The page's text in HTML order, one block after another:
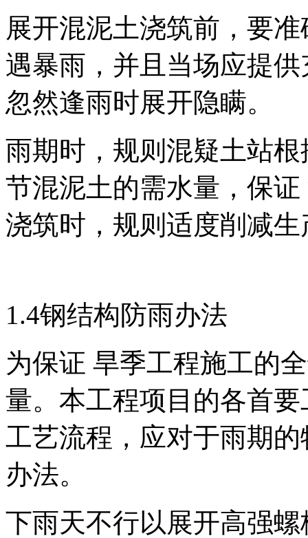
展开混泥土浇筑前，要
遇暴雨，并且当场应提
忽然逢雨时展开隐瞒。
雨期时，规则混疑土站
节混泥土的需水量，保
浇筑时，规则适度削减
1.4钢结构防雨办法
为保证 旱季工程施工的
量。本工程项目的各首
工艺流程，应对于雨期
办法。
下雨天不行以展开高强